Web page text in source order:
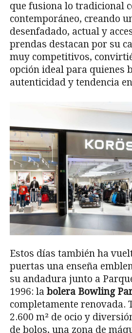
que fusiona lo tradicional
contemporáneo, creando
desenfadado, actual y
prendas destacan por su
muy competitivos,
opción ideal para quienes
autenticidad y tendencia
Estos días también ha
puertas una enseña
su andadura junto a
1996: la bolera Bowling
completamente renovada.
2.600 m² de ocio y
de bolos, una zona de